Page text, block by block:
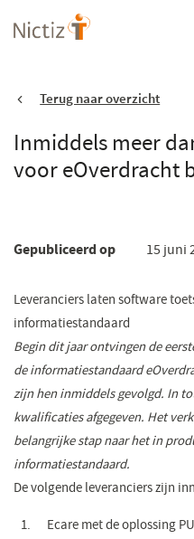
Overslaan
en
gaanTerug naar overzicht
Inmiddels meer
voor eOverdracht
Gepubliceerd op 15 juni
Leveranciers laten software
informatiestandaard
Begin dit jaar ontvingen de
de informatiestandaard
zijn hen inmiddels gevolgd. In
kwalificaties afgegeven. Het
belangrijke stap naar het in
informatiestandaard.
De volgende leveranciers zijn
Ecare met de oplossing